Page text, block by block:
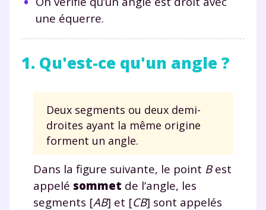
une équerre.
1. Qu'est-ce qu'un angle ?
Deux segments ou deux demi-
droites ayant la même origine
forment un angle.
Dans la figure suivante, le point Best
appelé sommet de l’angle, les
segments [AB] et [CB] sont appelés